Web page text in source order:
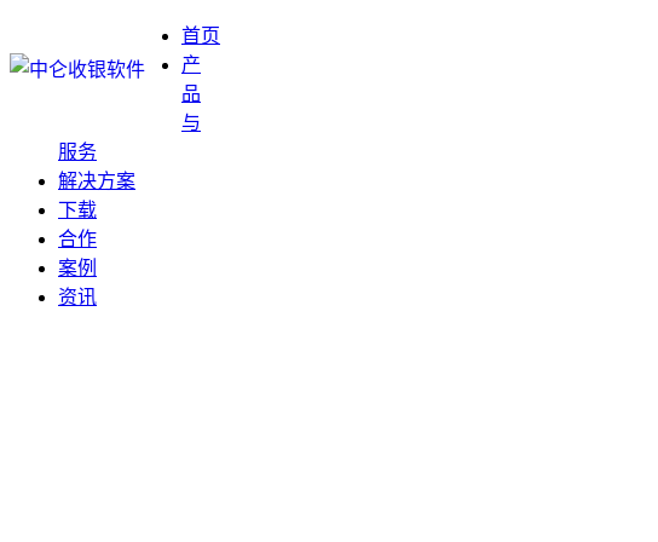
首页
产
品
与
服务
解决方案
下载
合作
案例
资讯